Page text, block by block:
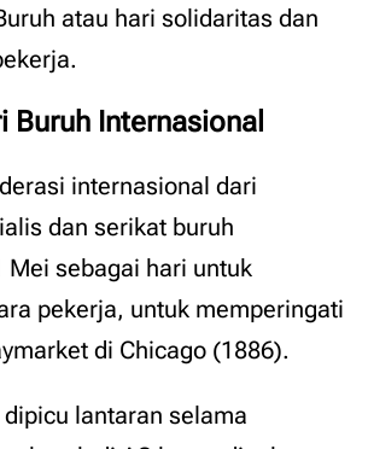
atau hari solidaritas dan
Buruh Internasional
internasional dari
dan serikat buruh
Mei sebagai hari untuk
pekerja, untuk memperingati
di Chicago (1886).
lantaran selama